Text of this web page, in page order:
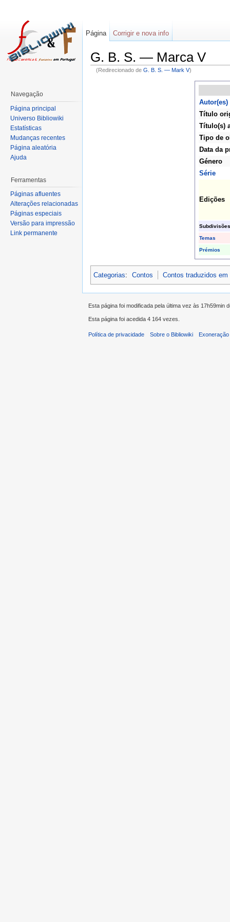
G. B. S. — Marca V
(Redirecionado de G. B. S. — Mark V)
Autor(es)
Título
Título(s)
Tipo de
Data da
Género
Série
Edições
Subdivisões
Temas
Prémios
Categorias: Contos Contos traduzidos em
Página Corrigir e nova info
Navegação
Página principal
Universo Bibliowiki
Estatísticas
Mudanças recentes
Página aleatória
Ajuda
Ferramentas
Páginas afluentes
Alterações relacionadas
Páginas especiais
Versão para impressão
Link permanente
Esta página foi modificada pela última vez às 17h59min
Esta página foi acedida 4 164 vezes.
Política de privacidade Sobre o Bibliowiki